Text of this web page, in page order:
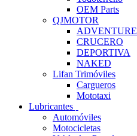
OEM Parts
QJMOTOR
ADVENTURE
CRUCERO
DEPORTIVA
NAKED
Lifan Trimóviles
Cargueros
Mototaxi
Lubricantes
Automóviles
Motocicletas